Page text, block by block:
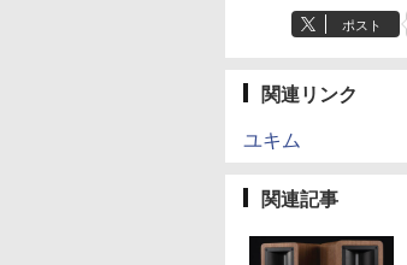
ポスト
関連リンク
ユキム
関連記事